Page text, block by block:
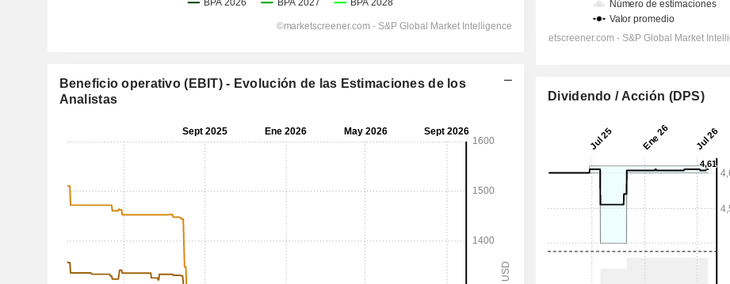
Beneficio operativo (EBIT) - Evolución de las Estimaciones de los
Analistas
Dividendo / Acción (DPS)